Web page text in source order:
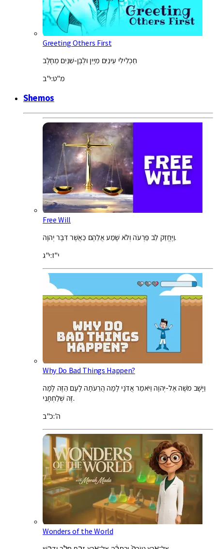
Greeting Others First
חַכְלִילִי עֵינַיִם מִיָּיִן וּלְבֶן-שִׁנַּיִם מֵחָלָב
מ"ט:י"ב
Shemos
Free Will
וַיֶּחֱזַק לֵב פַּרְעֹה וְלֹא שָׁמַע אֲלֵהֶם כַּאֲשֶׁר דִּבֶּר יְהוָה.
י"ז:י"ג
Why Do Bad Things Happen?
וַיָּשָׁב מֹשֶׁה אֶל-יְהוָה וַיֹּאמַר אֲדֹנָי לָמָה הֲרֵעֹתָה לָעָם הַזֶּה לָמָּה
זֶּה שְׁלַחְתָּנִי.
ה':כ"ב
Wonders of the World